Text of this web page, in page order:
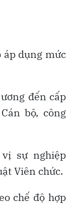
áp dụng mức
đến cấp
bộ, công
sự nghiệp
Viên chức.
chế độ hợp